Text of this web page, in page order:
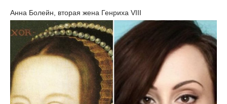
Анна Болейн, вторая жена Генриха VIII